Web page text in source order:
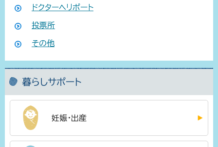
ドクターヘリポート
投票所
その他
暮らしサポート
妊娠・出産